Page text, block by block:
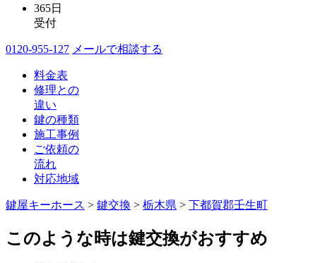
365日
受付
0120-955-127 メールで相談する
料金表
修理との
違い
鍵の種類
施工事例
ご依頼の
流れ
対応地域
鍵屋キーホース > 鍵交換 > 栃木県 > 下都賀郡壬生町
このような時は鍵交換がおすすめ